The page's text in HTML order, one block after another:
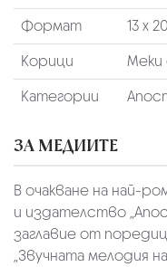
Формат
13 х
Корици
Меки
Категории
ЗА МЕДИИТЕ
В очакване на най-
и издателство
заглавие от
„Звучната мелодия